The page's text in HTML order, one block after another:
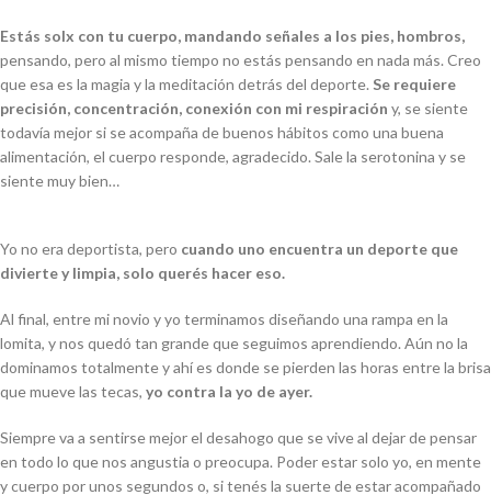
Estás solx con tu cuerpo, mandando señales a los pies, hombros,
pensando, pero al mismo tiempo no estás pensando en nada más. Creo
que esa es la magia y la meditación detrás del deporte. Se requiere
precisión, concentración, conexión con mi respiración y, se siente
todavía mejor si se acompaña de buenos hábitos como una buena
alimentación, el cuerpo responde, agradecido. Sale la serotonina y se
siente muy bien…
Yo no era deportista, pero cuando uno encuentra un deporte que
divierte y limpia, solo querés hacer eso.
Al final, entre mi novio y yo terminamos diseñando una rampa en la
lomita, y nos quedó tan grande que seguimos aprendiendo. Aún no la
dominamos totalmente y ahí es donde se pierden las horas entre la brisa
que mueve las tecas, yo contra la yo de ayer.
Siempre va a sentirse mejor el desahogo que se vive al dejar de pensar
en todo lo que nos angustia o preocupa. Poder estar solo yo, en mente
y cuerpo por unos segundos o, si tenés la suerte de estar acompañado